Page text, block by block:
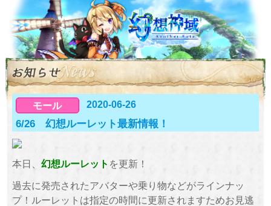
モール 2020-06-26
6/26 幻想ルーレット最新情報！
本日、 幻想ルーレット を更新！
過去に発売されたアバターや乗り物などがラインナッ
プ！ルーレットは指定の時間に更新されますためお見逃